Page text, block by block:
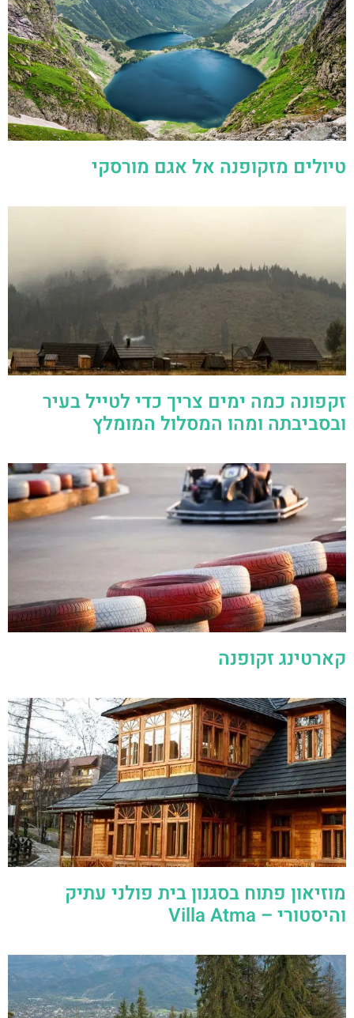
טיולים מזקופנה אל אגם מורסקי
זקפונה כמה ימים צריך כדי לטייל בעיר
ובסביבתה ומהו המסלול המומלץ
קארטינג זקופנה
מוזיאון פתוח בסגנון בית פולני עתיק